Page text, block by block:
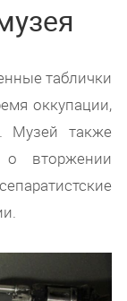
таблички
оккупации,
Музей также
вторжении